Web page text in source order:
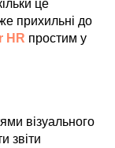
це
прихильні до
HR простим у
візуального
звіти